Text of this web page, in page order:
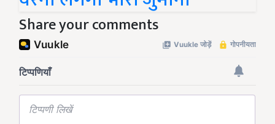
Share your comments